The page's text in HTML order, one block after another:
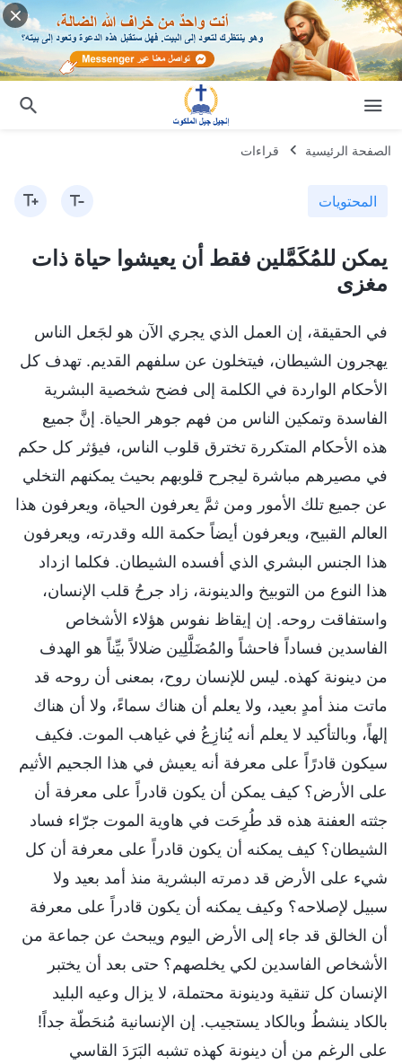
الصفحة الرئيسية قراءات
المحتويات
يمكن للمُكَمَّلين فقط أن يعيشوا حياة ذات
مغزى
في الحقيقة، إن العمل الذي يجري الآن هو لجَعل الناس
يهجرون الشيطان، فيتخلون عن سلفهم القديم. تهدف كل
الأحكام الواردة في الكلمة إلى فضح شخصية البشرية
الفاسدة وتمكين الناس من فهم جوهر الحياة. إنَّ جميع
هذه الأحكام المتكررة تخترق قلوب الناس، فيؤثر كل حكم
في مصيرهم مباشرة ليجرح قلوبهم بحيث يمكنهم التخلي
عن جميع تلك الأمور ومن ثمَّ يعرفون الحياة، ويعرفون هذا
العالم القبيح، ويعرفون أيضاً حكمة الله وقدرته، ويعرفون
هذا الجنس البشري الذي أفسده الشيطان. فكلما ازداد
هذا النوع من التوبيخ والدينونة، زاد جرحُ قلب الإنسان،
واستفاقت روحه. إن إيقاظ نفوس هؤلاء الأشخاص
الفاسدين فساداً فاحشاً والمُضَلَّلِين ضلالاً بيِّناً هو الهدف
من دينونة كهذه. ليس للإنسان روح، بمعنى أن روحه قد
ماتت منذ أمدٍ بعيد، ولا يعلم أن هناك سماءً، ولا أن هناك
إلهاً، وبالتأكيد لا يعلم أنه يُنازِعُ في غياهب الموت. فكيف
سيكون قادرًاً على معرفة أنه يعيش في هذا الجحيم الأثيم
على الأرض؟ كيف يمكن أن يكون قادراً على معرفة أن
جثته العفنة هذه قد طُرِحَت في هاوية الموت جرّاء فساد
الشيطان؟ كيف يمكنه أن يكون قادراً على معرفة أن كل
شيء على الأرض قد دمرته البشرية منذ أمد بعيد ولا
سبيل لإصلاحه؟ وكيف يمكنه أن يكون قادراً على معرفة
أن الخالق قد جاء إلى الأرض اليوم ويبحث عن جماعة من
الأشخاص الفاسدين لكي يخلصهم؟ حتى بعد أن يختبر
الإنسان كل تنقية ودينونة محتملة، لا يزال وعيه البليد
بالكاد ينشطُ وبالكاد يستجيب. إن الإنسانية مُنحَطّة جداً!
على الرغم من أن دينونة كهذه تشبه البَرَدَ القاسي